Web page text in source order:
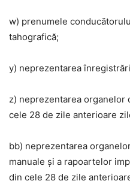
w) prenumele
tahografică;
y) neprezentarea
z) neprezentarea
cele 28 de zile anterioare
bb) neprezentarea
manuale și a rapoartelor
din cele 28 de zile